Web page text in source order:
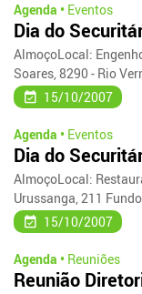
Agenda • Eventos
Dia do
AlmoçoLocal:
Soares, 8290 - Rio
15/10/2007
Agenda • Eventos
Dia do
AlmoçoLocal:
Urussanga, 211
15/10/2007
Agenda • Reuniões
Reunião